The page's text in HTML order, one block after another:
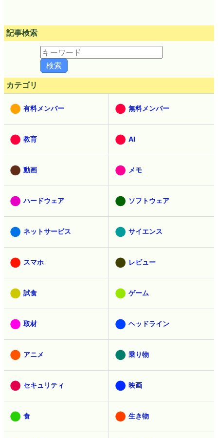
記事検索
カテゴリ
有料メンバー 無料メンバー
教育 AI
動画 メモ
ハードウェア ソフトウェア
ネットサービス サイエンス
スマホ レビュー
試食 ゲーム
取材 ヘッドライン
アニメ 乗り物
セキュリティ 映画
食 生き物